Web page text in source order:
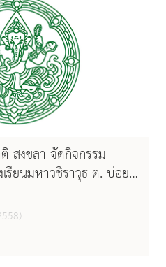
สงขลา จัดกิจกรรม
ยนมหาวชิราวุธ ต. บ่อยาง